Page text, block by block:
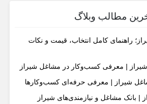
مطالب وبلاگ
راهنمای کامل انتخاب، قیمت و نکات
شیراز | معرفی کسب‌وکار در مشاغل شیراز
شیراز | معرفی حرفه‌ای کسب‌وکارها
بانک مشاغل و نیازمندی‌های شیراز